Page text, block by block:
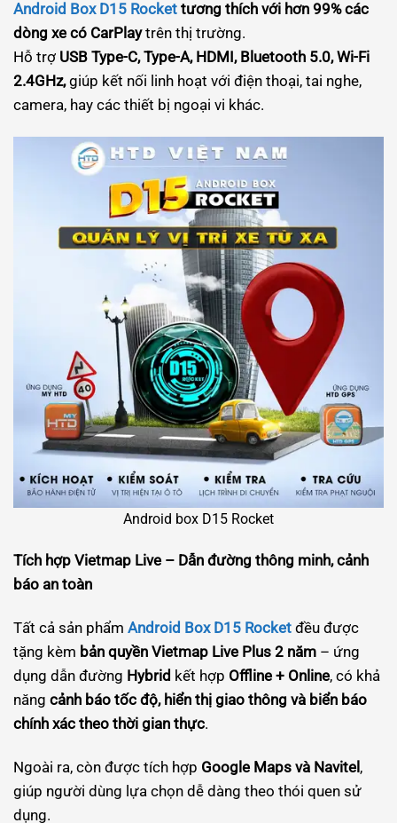
Android Box D15 Rocket tương thích với hơn 99% các
dòng xe có CarPlaytrên thị trường.
Hỗ trợ USB Type-C, Type-A, HDMI, Bluetooth 5.0, Wi-Fi
2.4GHz,giúp kết nối linh hoạt với điện thoại, tai nghe,
camera, hay các thiết bị ngoại vi khác.
Android box D15 Rocket
Tích hợp Vietmap Live – Dẫn đường thông minh, cảnh
báo an toàn
Tất cả sản phẩm Android Box D15 Rocket đều được
tặng kèm bản quyền Vietmap Live Plus 2 năm – ứng
dụng dẫn đường Hybrid kết hợp Offline + Online, có khả
năng cảnh báo tốc độ, hiển thị giao thông và biển báo
chính xác theo thời gian thực.
Ngoài ra, còn được tích hợp Google Maps và Navitel ,
giúp người dùng lựa chọn dễ dàng theo thói quen sử
dụng.